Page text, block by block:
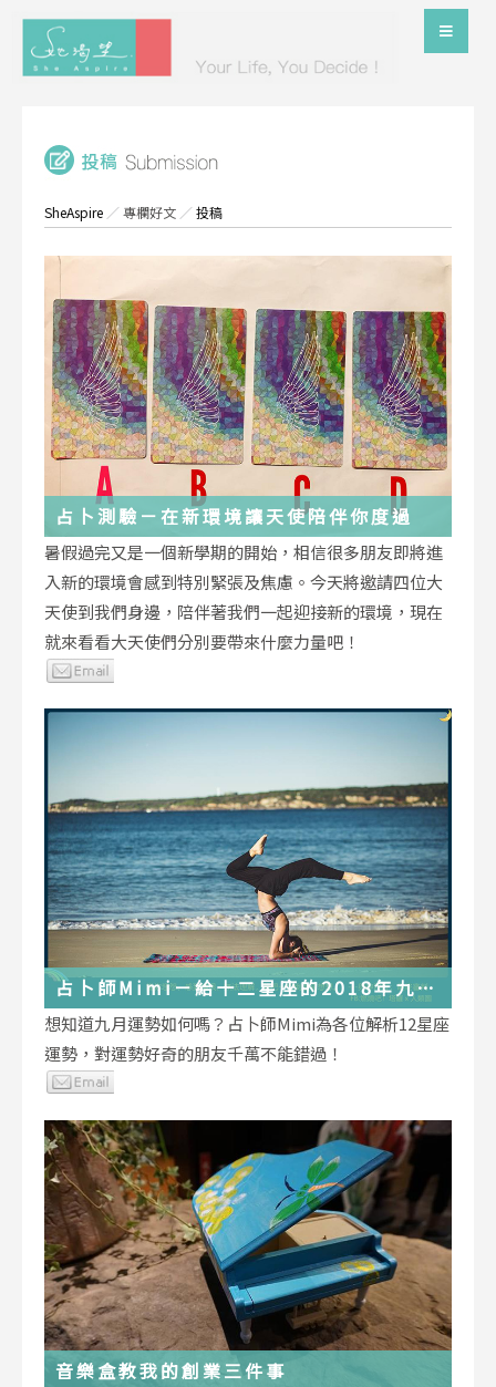
SheAspire ／專欄好文 ／投稿
占卜測驗－在新環境讓天使陪伴你度過
暑假過完又是一個新學期的開始，相信很多朋友即將進
入新的環境會感到特別緊張及焦慮。今天將邀請四位大
天使到我們身邊，陪伴著我們一起迎接新的環境，現在
就來看看大天使們分別要帶來什麼力量吧！
占卜師Mimi－給十二星座的2018年九月
運勢小叮嚀
想知道九月運勢如何嗎？占卜師Mimi為各位解析12星座
運勢，對運勢好奇的朋友千萬不能錯過！
音樂盒教我的創業三件事